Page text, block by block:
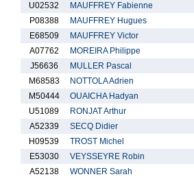
U02532
MAUFFREY Fabienne
P08388
MAUFFREY Hugues
E68509
MAUFFREY Victor
A07762
MOREIRA Philippe
J56636
MULLER Pascal
M68583
NOTTOLA Adrien
M50444
OUAICHA Hadyan
U51089
RONJAT Arthur
A52339
SECQ Didier
H09539
TROST Michel
E53030
VEYSSEYRE Robin
A52138
WONNER Sarah